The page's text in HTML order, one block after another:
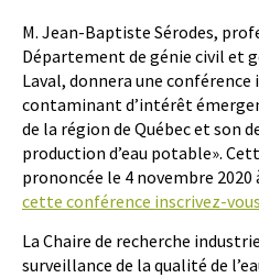
M. Jean-Baptiste Sérodes,
Département de génie civil et
Laval, donnera une conférence
contaminant d’intérêt
de la région de Québec et son
production d’eau potable».
prononcée le 4 novembre 2020
cette conférence inscrivez-
La Chaire de recherche
surveillance de la qualité de